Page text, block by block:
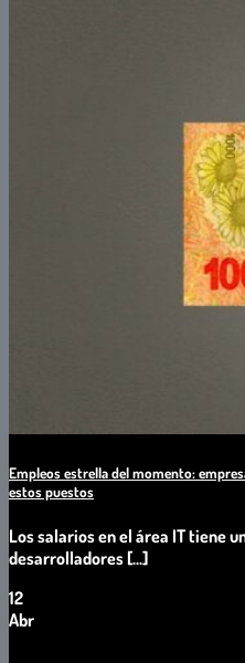
Empleos estrella del momento:
estos puestos
Los salarios en el área IT tiene
desarrolladores [...]
12
Abr